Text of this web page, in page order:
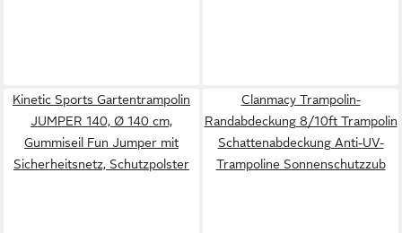
Kinetic Sports Gartentrampolin
JUMPER 140, Ø 140 cm,
Gummiseil Fun Jumper mit
Sicherheitsnetz, Schutzpolster
Clanmacy Trampolin-
Randabdeckung 8/10ft Trampolin
Schattenabdeckung Anti-UV-
Trampoline Sonnenschutzzub